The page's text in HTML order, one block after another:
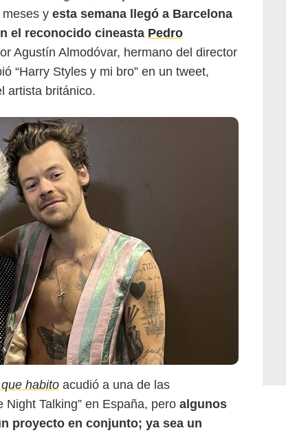
y esta semana llegó a Barcelona
el reconocido cineasta Pedro
Agustín Almodóvar, hermano del director
“Harry Styles y mi bro” en un tweet,
artista británico.
habito acudió a una de las
Talking” en España, pero algunos
proyecto en conjunto; ya sea un